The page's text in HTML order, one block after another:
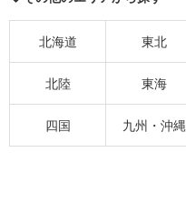
北海道 東北
北陸 東海
四国 九州・沖縄